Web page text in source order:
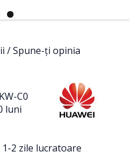
/Spune-ţi opinia
C0
luni
2 zile lucratoare